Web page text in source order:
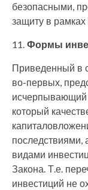
безопасными,
защиту в рамках
11. Формы
Приведенный в
во-первых,
исчерпывающий
который
последствиями,
видами
Закона. Т.е.
инвестиций не